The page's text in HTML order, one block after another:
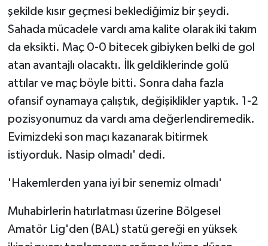
şekilde kısır geçmesi beklediğimiz bir şeydi.
Sahada mücadele vardı ama kalite olarak iki takım
da eksikti. Maç 0-0 bitecek gibiyken belki de gol
atan avantajlı olacaktı. İlk geldiklerinde golü
attılar ve maç böyle bitti. Sonra daha fazla
ofansif oynamaya çalıştık, değişiklikler yaptık. 1-2
pozisyonumuz da vardı ama değerlendiremedik.
Evimizdeki son maçı kazanarak bitirmek
istiyorduk. Nasip olmadı' dedi.
'Hakemlerden yana iyi bir senemiz olmadı'
Muhabirlerin hatırlatması üzerine Bölgesel
Amatör Lig'den (BAL) statü gereği en yüksek